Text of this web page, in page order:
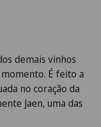
demais vinhos
É feito a
no coração da
Jaen, uma das